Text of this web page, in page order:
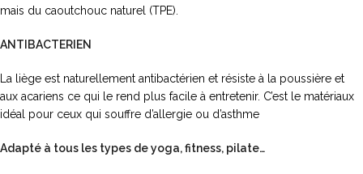
mais du caoutchouc naturel (TPE).
ANTIBACTERIEN
La liège est naturellement antibactérien et résiste à la poussière et
aux acariens ce qui le rend plus facile à entretenir. C’est le matériaux
idéal pour ceux qui souffre d’allergie ou d’asthme
Adapté à tous les types de yoga, fitness, pilate…